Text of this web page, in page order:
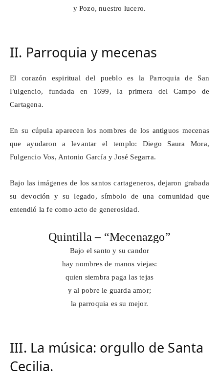
y Pozo, nuestro lucero.
II. Parroquia y mecenas
El corazón espiritual del pueblo es la Parroquia de San
Fulgencio, fundada en 1699, la primera del Campo de
Cartagena.
En su cúpula aparecen los nombres de los antiguos mecenas
que ayudaron a levantar el templo: Diego Saura Mora,
Fulgencio Vos, Antonio García y José Segarra.
Bajo las imágenes de los santos cartageneros, dejaron grabada
su devoción y su legado, símbolo de una comunidad que
entendió la fe como acto de generosidad.
Quintilla – “Mecenazgo”
Bajo el santo y su candor
hay nombres de manos viejas:
quien siembra paga las tejas
y al pobre le guarda amor;
la parroquia es su mejor.
III. La música: orgullo de Santa
Cecilia.